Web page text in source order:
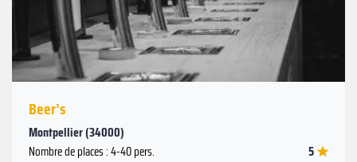
Beer’s
Montpellier (34000)
Nombre de places : 4-40 pers. 5